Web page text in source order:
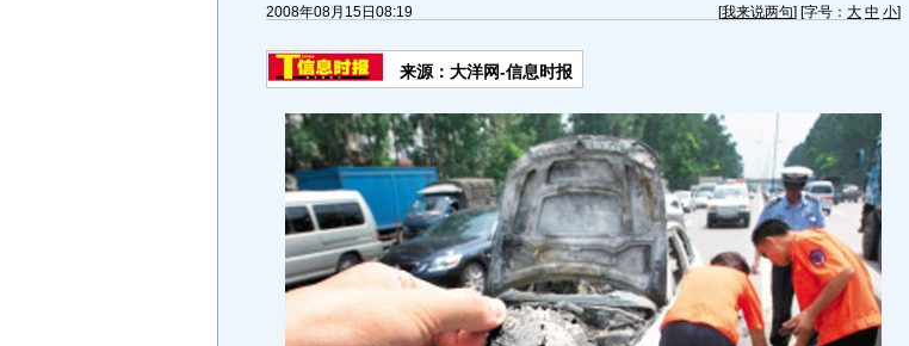
2008年08月15日08:19 [我来说两句] [字号： 大 中 小]
来源：大洋网-信息时报